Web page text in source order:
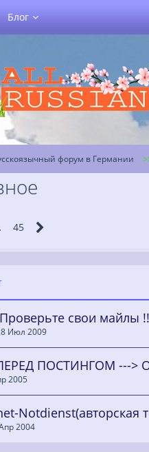
Блог
форум в Германии
45
свои майлы
Июл 2009
ПОСТИНГОМ ---
2005
Notdienst(авторская
2004